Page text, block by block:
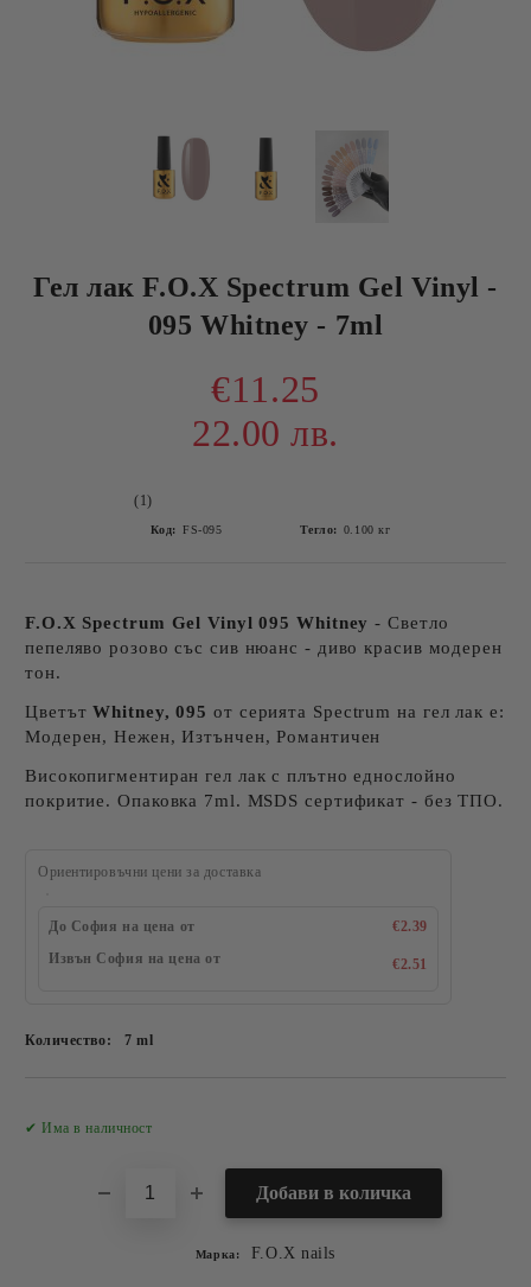
Гел лак F.O.X Spectrum Gel Vinyl -
095 Whitney - 7ml
€11.25
22.00 лв.
(1)
Код: FS-095 Тегло: 0.100 кг
F.O.X Spectrum Gel Vinyl 095 Whitney - Светло
пепеляво розово със сив нюанс - диво красив модерен
тон.
ЦветътWhitney, 095 от серията Spectrum на гел лак е:
Модерен, Нежен, Изтънчен, Романтичен
Високопигментиран гел лак с плътно еднослойно
покритие. Опаковка 7ml. MSDS сертификат - без ТПО.
Ориентировъчни цени за доставка
До София на цена от
€2.39
Извън София на цена от
€2.51
Количество: 7 ml
✔ Има в наличност
Марка: F.O.X nails